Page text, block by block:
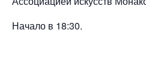
Начало в 18:30.